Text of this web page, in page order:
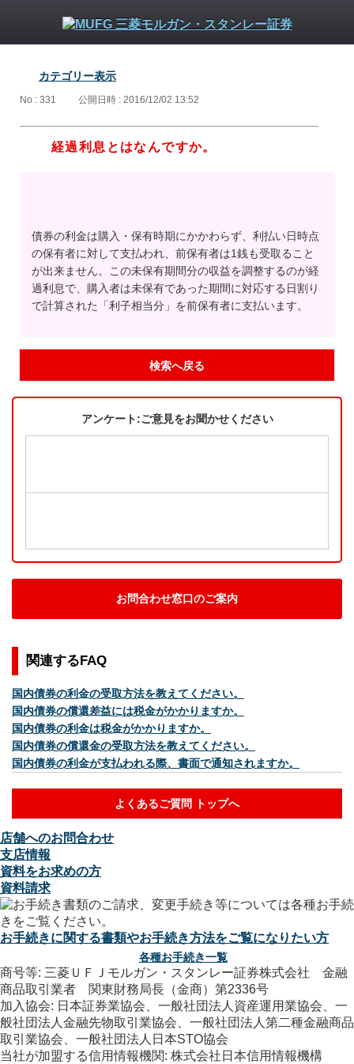
カテゴリー表示
No : 331 公開日時 : 2016/12/02 13:52
経過利息とはなんですか。
債券の利金は購入・保有時期にかかわらず、利払い日時点
の保有者に対して支払われ、前保有者は1銭も受取ること
が出来ません。この未保有期間分の収益を調整するのが経
過利息で、購入者は未保有であった期間に対応する日割り
で計算された「利子相当分」を前保有者に支払います。
検索へ戻る
アンケート:ご意見をお聞かせください
お問合わせ窓口のご案内
関連するFAQ
国内債券の利金の受取方法を教えてください。
国内債券の償還差益には税金がかかりますか。
国内債券の利金は税金がかかりますか。
国内債券の償還金の受取方法を教えてください。
国内債券の利金が支払われる際、書面で通知されますか。
よくあるご質問 トップへ
店舗へのお問合わせ
支店情報
資料をお求めの方
資料請求
お手続きに関する書類やお手続き方法をご覧になりたい方
各種お手続き一覧
商号等: 三菱ＵＦＪモルガン・スタンレー証券株式会社 金融
商品取引業者 関東財務局長（金商）第2336号
加入協会: 日本証券業協会、一般社団法人資産運用業協会、一
般社団法人金融先物取引業協会、一般社団法人第二種金融商品
取引業協会、一般社団法人日本STO協会
当社が加盟する信用情報機関: 株式会社日本信用情報機構